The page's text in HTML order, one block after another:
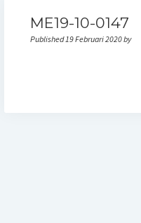
ME19-10-0147
Published 19 Februari 2020 by